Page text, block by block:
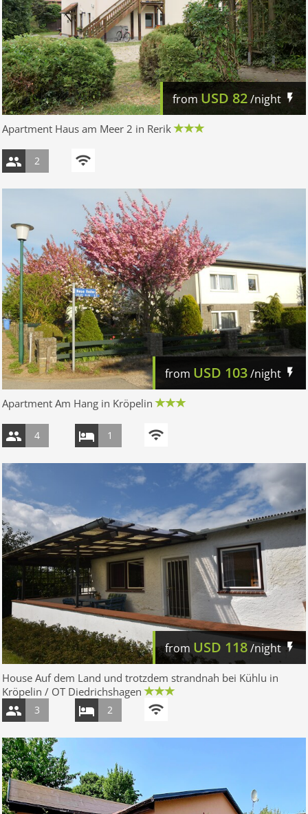
fromUSD 82/night
Apartment Haus am Meer 2 in Rerik
2
from USD 103/night
Apartment Am Hang in Kröpelin
4 1
from USD 118/night
House Auf dem Land und trotzdem strandnah bei Kühlu in
Kröpelin / OT Diedrichshagen
3 2